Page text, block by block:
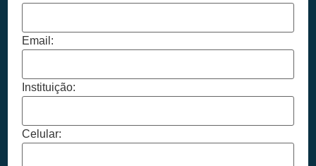
Email:
Instituição:
Celular: